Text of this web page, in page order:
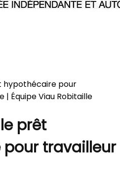
pour
Équipe Viau Robitaille
prêt
travailleur